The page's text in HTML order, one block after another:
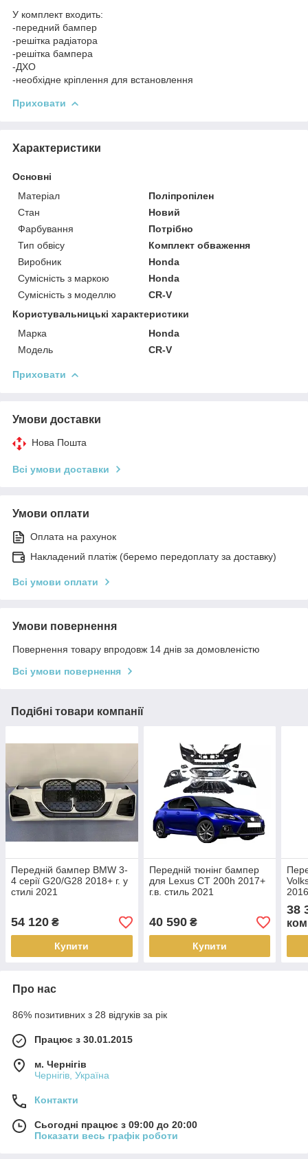
У комплект входить:
-передний бампер
-решітка радіатора
-решітка бампера
-ДХО
-необхідне кріплення для встановлення
Приховати
Характеристики
Основні
Матеріал
Поліпропілен
Стан
Новий
Фарбування
Потрібно
Тип обвісу
Комплект обваження
Виробник
Honda
Сумісність з маркою
Honda
Сумісність з моделлю
CR-V
Користувальницькі характеристики
Марка
Honda
Модель
CR-V
Приховати
Умови доставки
Нова Пошта
Всі умови доставки
Умови оплати
Оплата на рахунок
Накладений платіж (беремо передоплату за доставку)
Всі умови оплати
Умови повернення
Повернення товару впродовж 14 днів за домовленістю
Всі умови повернення
Подібні товари компанії
Передній бампер BMW 3-
4 серії G20/G28 2018+ г. у
стилі 2021
54 120 ₴
Купити
Передній тюнінг бампер
для Lexus CT 200h 2017+
г.в. стиль 2021
40 590₴
Купити
line
38
Про нас
86% позитивних з 28 відгуків за рік
Працює з 30.01.2015
м. Чернігів
Чернігів, Україна
Контакти
Сьогодні працює з 09:00 до 20:00
Показати весь графік роботи